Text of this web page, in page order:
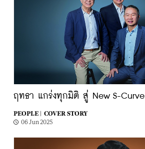
ฤทธา แกร่งทุกมิติ สู่ New S-Curve
PEOPLE |
COVER STORY
06 Jun 2025